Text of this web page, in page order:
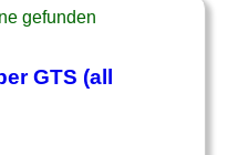
gefunden
GTS (all